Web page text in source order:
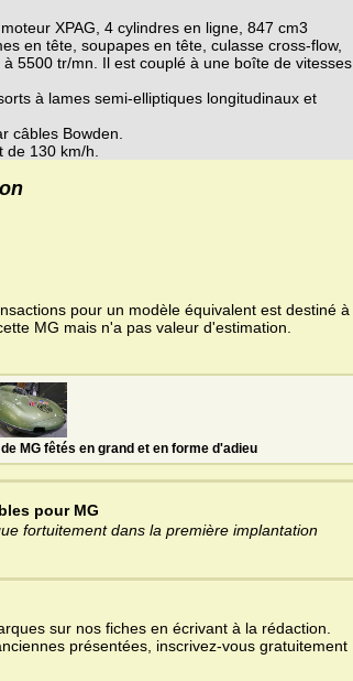
XPAG, 4 cylindres en ligne, 847 cm3
en tête, soupapes en tête, culasse cross-flow,
5500 tr/mn. Il est couplé à une boîte de vitesses
à lames semi-elliptiques longitudinaux et
câbles Bowden.
130 km/h.
pour un modèle équivalent est destiné à
MG mais n'a pas valeur d'estimation.
MG fêtés en grand et en forme d'adieu
pour MG
fortuitement dans la première implantation
sur nos fiches en écrivant à la rédaction.
présentées, inscrivez-vous gratuitement